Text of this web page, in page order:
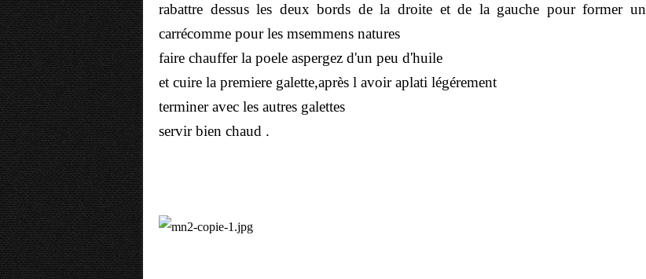
rabattre dessus les deux bords de la droite et de la gauche pour former un
carrécomme pour les msemmens natures
faire chauffer la poele aspergez d'un peu d'huile
et cuire la premiere galette,après l avoir aplati légérement
terminer avec les autres galettes
servir bien chaud .